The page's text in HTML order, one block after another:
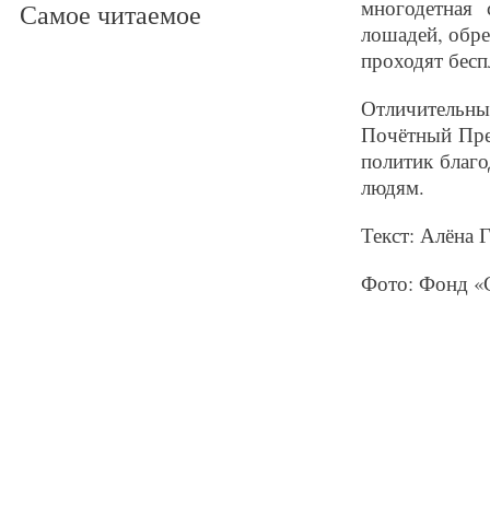
Самое читаемое
лошадей,
проходят
Почётный
политик
людям.
Текст: Алёна
Фото: Фонд